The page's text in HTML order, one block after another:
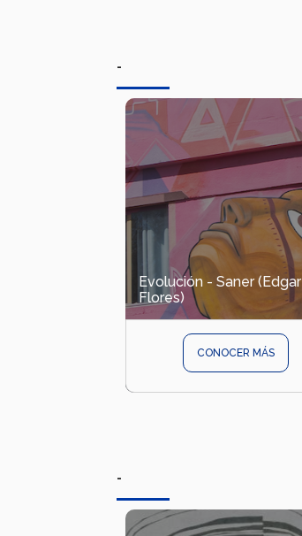
-
Evolución - Saner (Edgar
Flores)
CONOCER MÁS
-